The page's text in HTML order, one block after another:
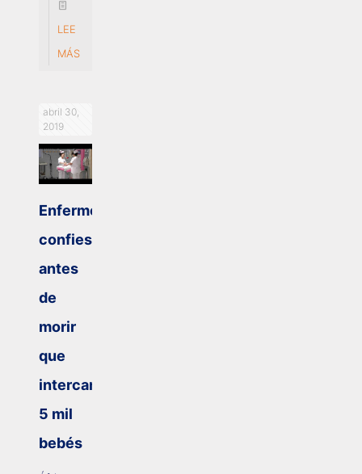
LEE
MÁS
abril 30,
2019
Enfermera
confiesa
antes
de
morir
que
intercambió
5 mil
bebés